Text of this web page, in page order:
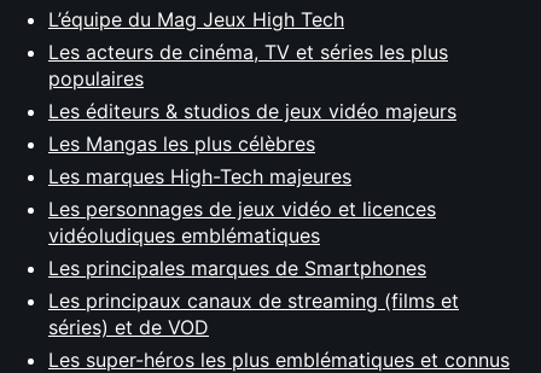
L’équipe du Mag Jeux High Tech
Les acteurs de cinéma, TV et séries les plus
populaires
Les éditeurs & studios de jeux vidéo majeurs
Les Mangas les plus célèbres
Les marques High-Tech majeures
Les personnages de jeux vidéo et licences
vidéoludiques emblématiques
Les principales marques de Smartphones
Les principaux canaux de streaming (films et
séries) et de VOD
Les super-héros les plus emblématiques et connus